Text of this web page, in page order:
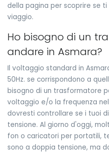
della pagina per scoprire se
viaggio.
Ho bisogno di un
andare in Asmara?
Il voltaggio standard in
50Hz. se corrispondono a
bisogno di un trasformatore
voltaggio e/o la frequenza
dovresti controllare se i tuoi
tensione. Al giorno d'oggi,
fon o caricatori per portatili,
sono a doppia tensione, ma